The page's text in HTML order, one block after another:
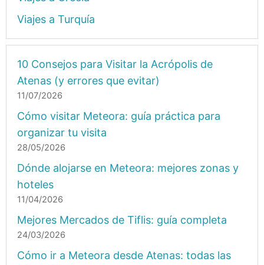
Viajes a Turquía
10 Consejos para Visitar la Acrópolis de
Atenas (y errores que evitar)
11/07/2026
Cómo visitar Meteora: guía práctica para
organizar tu visita
28/05/2026
Dónde alojarse en Meteora: mejores zonas y
hoteles
11/04/2026
Mejores Mercados de Tiflis: guía completa
24/03/2026
Cómo ir a Meteora desde Atenas: todas las